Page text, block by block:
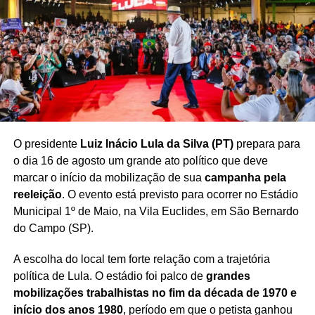
TÓPICOS RELACIONADOS
ALEXANDRE DE MORAES
CÂMARA DOS DEPUTADOS
CASSAÇÃO DE MANDATO
EDUARDO BOLSONARO
FALTAS DE EDUARDO BOLSONARO
HUGO MOTTA
LÍDER DA MINORIA
PL
POLÍTICA BRASILEIRA
STF
PRÓXIMO
Senado articula recusa à PEC da Blindagem
NÃO PERCA
Sanções dos EUA dominam primeiro dia de Lula
em Nova York na véspera da ONU
O presidente Luiz Inácio Lula da Silva (PT)prepara para
o dia 16 de agosto um grande ato político que deve
marcar o início da mobilização de sua campanha pela
reeleição. O evento está previsto para ocorrer no Estádio
Municipal 1º de Maio, na Vila Euclides, em São Bernardo
do Campo (SP).
A escolha do local tem forte relação com a trajetória
política de Lula. O estádio foi palco de grandes
mobilizações trabalhistas no fim da década de 1970 e
início dos anos 1980, período em que o petista ganhou